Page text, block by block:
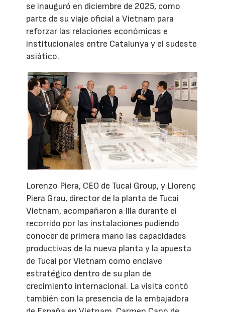
se inauguró en diciembre de 2025, como
parte de su viaje oficial a Vietnam para
reforzar las relaciones económicas e
institucionales entre Catalunya y el sudeste
asiático.
Lorenzo Piera, CEO de Tucai Group, y Llorenç
Piera Grau, director de la planta de Tucai
Vietnam, acompañaron a Illa durante el
recorrido por las instalaciones pudiendo
conocer de primera mano las capacidades
productivas de la nueva planta y la apuesta
de Tucai por Vietnam como enclave
estratégico dentro de su plan de
crecimiento internacional. La visita contó
también con la presencia de la embajadora